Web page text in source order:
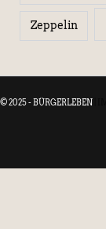
Zeppelin
© 2025 - BÜRGERLEBEN